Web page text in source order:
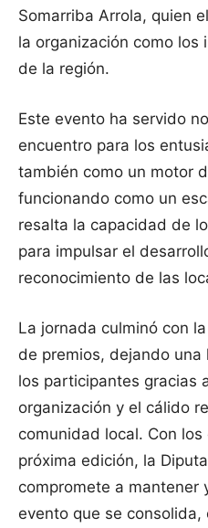
Somarriba Arrola, quien
la organización como los
de la región.
Este evento ha servido
encuentro para los
también como un motor
funcionando como un
resalta la capacidad de
para impulsar el
reconocimiento de las
La jornada culminó con
de premios, dejando una
los participantes gracias
organización y el cálido
comunidad local. Con
próxima edición, la
compromete a mantener
evento que se